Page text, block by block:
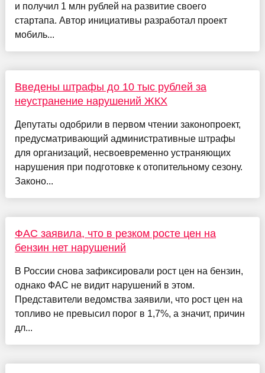
и получил 1 млн рублей на развитие своего
стартапа. Автор инициативы разработал проект
мобиль...
Введены штрафы до 10 тыс рублей за
неустранение нарушений ЖКХ
Депутаты одобрили в первом чтении законопроект,
предусматривающий административные штрафы
для организаций, несвоевременно устраняющих
нарушения при подготовке к отопительному сезону.
Законо...
ФАС заявила, что в резком росте цен на
бензин нет нарушений
В России снова зафиксировали рост цен на бензин,
однако ФАС не видит нарушений в этом.
Представители ведомства заявили, что рост цен на
топливо не превысил порог в 1,7%, а значит, причин
дл...